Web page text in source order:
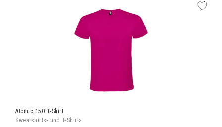
Atomic 150 T-Shirt
Sweatshirts- und T-Shirts